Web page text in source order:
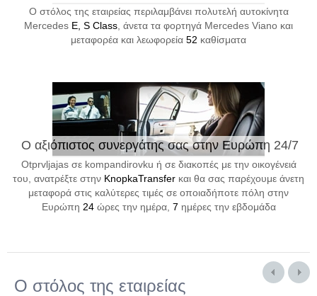
Ο στόλος της εταιρείας περιλαμβάνει πολυτελή αυτοκίνητα
Mercedes E, S Class , άνετα τα φορτηγά Mercedes Viano και
μεταφορέα και λεωφορεία 52 καθίσματα
Ο αξιόπιστος συνεργάτης σας στην Ευρώπη 24/7
Otprvljajas σε kompandirovku ή σε διακοπές με την οικογένειά
του, ανατρέξτε στην KnopkaTransfer και θα σας παρέχουμε άνετη
μεταφορά στις καλύτερες τιμές σε οποιαδήποτε πόλη στην
Ευρώπη 24ώρες την ημέρα, 7 ημέρες την εβδομάδα
Ο στόλος της εταιρείας